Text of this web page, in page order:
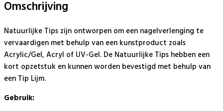
Omschrijving
Natuurlijke Tips zijn ontworpen om een nagelverlenging te
vervaardigen met behulp van een kunstproduct zoals
Acrylic/Gel, Acryl of UV-Gel. De Natuurlijke Tips hebben een
kort opzetstuk en kunnen worden bevestigd met behulp van
een Tip Lijm.
Gebruik: